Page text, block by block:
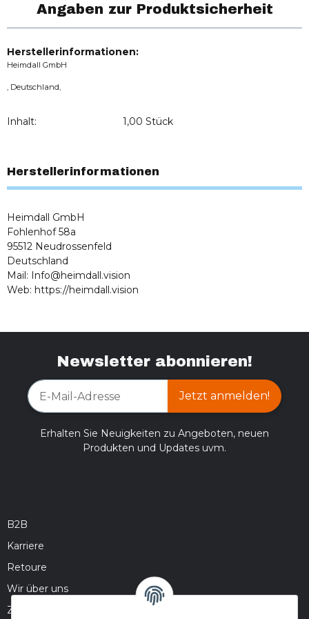
Angaben zur Produktsicherheit
Herstellerinformationen:
Heimdall GmbH
, Deutschland,
Inhalt: 1,00 Stück
Herstellerinformationen
Heimdall GmbH
Fohlenhof 58a
95512 Neudrossenfeld
Deutschland
Mail: Info@heimdall.vision
Web: https://heimdall.vision
Newsletter abonnieren!
Jetzt anmelden!
Erhalten Sie Neuigkeiten zu Angeboten, neuen
Produkten und Updates uvm.
B2B
Karriere
Retoure
Wir über uns
Zahlungsmöglichkeiten